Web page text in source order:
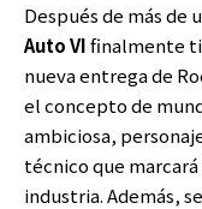
Después de más de
Auto VIfinalmente
nueva entrega de
el concepto de
ambiciosa,
técnico que
industria. Además,